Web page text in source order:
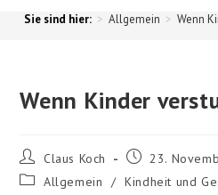
> Allgemein > Wenn
Wenn Kinder
Claus Koch
23.
Allgemein
/ Kindheit und